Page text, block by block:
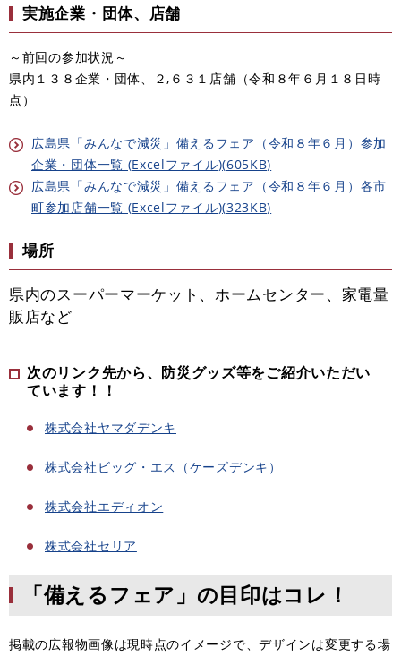
実施企業・団体、店舗
～前回の参加状況～
県内１３８企業・団体、２,６３１店舗（令和８年６月１８日時
点）
広島県「みんなで減災」備えるフェア（令和８年６月）参加
企業・団体一覧 (Excelファイル)(605KB)
広島県「みんなで減災」備えるフェア（令和８年６月）各市
町参加店舗一覧 (Excelファイル)(323KB)
場所
県内のスーパーマーケット、ホームセンター、家電量
販店など
次のリンク先から、防災グッズ等をご紹介いただい
ています！！
株式会社ヤマダデンキ
株式会社 ビッグ・エス（ケーズデンキ）
株式会社エディオン
株式会社セリア
「備えるフェア」の目印はコレ！
掲載の広報物画像は現時点のイメージで、デザインは変更する場